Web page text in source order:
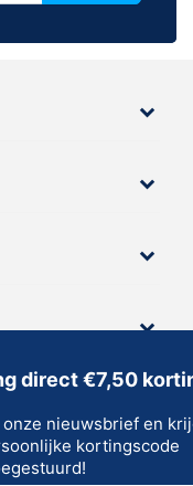
tenzij anders
direct €7,50
onze nieuwsbrief en
kortingscode